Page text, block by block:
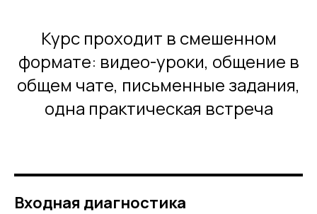
Курс проходит в смешенном
формате: видео-уроки, общение в
общем чате, письменные задания,
одна практическая встреча
Входная диагностика